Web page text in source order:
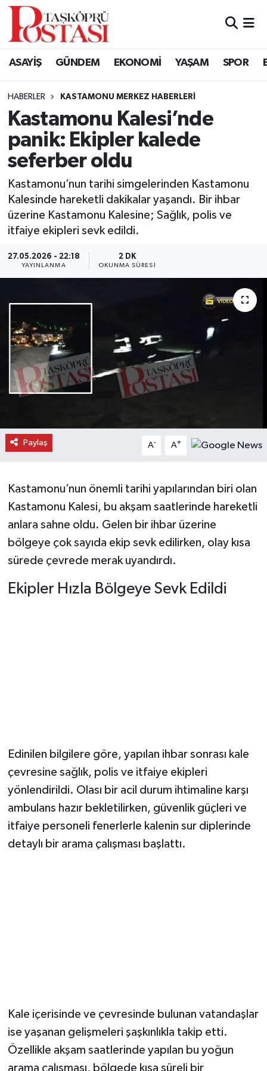
ASAYİŞ GÜNDEM EKONOMİ YAŞAM SPOR
HABERLER KASTAMONU MERKEZ HABERLERI
Kastamonu Kalesi’nde
panik: Ekipler kalede
seferber oldu
Kastamonu’nun tarihi simgelerinden Kastamonu
Kalesinde hareketli dakikalar yaşandı. Bir ihbar
üzerine Kastamonu Kalesine; Sağlık, polis ve
itfaiye ekipleri sevk edildi.
27.05.2026 - 22:18
YAYINLANMA
2 DK
OKUNMA SÜRESI
Paylaş A- A+
Kastamonu’nun önemli tarihi yapılarından biri olan
Kastamonu Kalesi, bu akşam saatlerinde hareketli
anlara sahne oldu. Gelen bir ihbar üzerine
bölgeye çok sayıda ekip sevk edilirken, olay kısa
sürede çevrede merak uyandırdı.
Ekipler Hızla Bölgeye Sevk Edildi
Edinilen bilgilere göre, yapılan ihbar sonrası kale
çevresine sağlık, polis ve itfaiye ekipleri
yönlendirildi. Olası bir acil durum ihtimaline karşı
ambulans hazır bekletilirken, güvenlik güçleri ve
itfaiye personeli fenerlerle kalenin sur diplerinde
detaylı bir arama çalışması başlattı.
Kale içerisinde ve çevresinde bulunan vatandaşlar
ise yaşanan gelişmeleri şaşkınlıkla takip etti.
Özellikle akşam saatlerinde yapılan bu yoğun
arama çalışması, bölgede kısa süreli bir
Kastamonu Vefat Edenler
Araç Haberleri
Azdavay Haberleri
Bozkurt Haberleri
Çatalzeytin Haberleri
Cide Haberleri
Devrekani Haberleri
Doğanyurt Haberleri
Hanönü Haberleri
İnebolu Haberleri
Merkez Haberleri
Şenpazar Haberleri
Seydiler Haberleri
Siyaset Haberleri
Dünya Haberleri
Yerel Haberler